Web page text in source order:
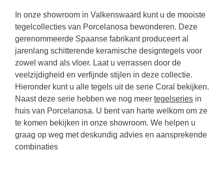
In onze showroom in Valkenswaard kunt u de mooiste
tegelcollecties van Porcelanosa bewonderen. Deze
gerenommeerde Spaanse fabrikant produceert al
jarenlang schitterende keramische designtegels voor
zowel wand als vloer. Laat u verrassen door de
veelzijdigheid en verfijnde stijlen in deze collectie.
Hieronder kunt u alle tegels uit de serie Coral bekijken.
Naast deze serie hebben we nog meer tegelseries in
huis van Porcelanosa. U bent van harte welkom om ze
te komen bekijken in onze showroom. We helpen u
graag op weg met deskundig advies en aansprekende
combinaties